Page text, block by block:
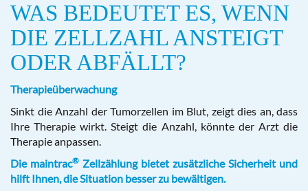
WAS BEDEUTET ES, WENN
DIE ZELLZAHL ANSTEIGT
ODER ABFÄLLT?
Therapieüberwachung
Sinkt die Anzahl der Tumorzellen im Blut, zeigt dies an, dass
Ihre Therapie wirkt. Steigt die Anzahl, könnte der Arzt die
Therapie anpassen.
Die maintrac® Zellzählung bietet zusätzliche Sicherheit und
hilft Ihnen, die Situation besser zu bewältigen.